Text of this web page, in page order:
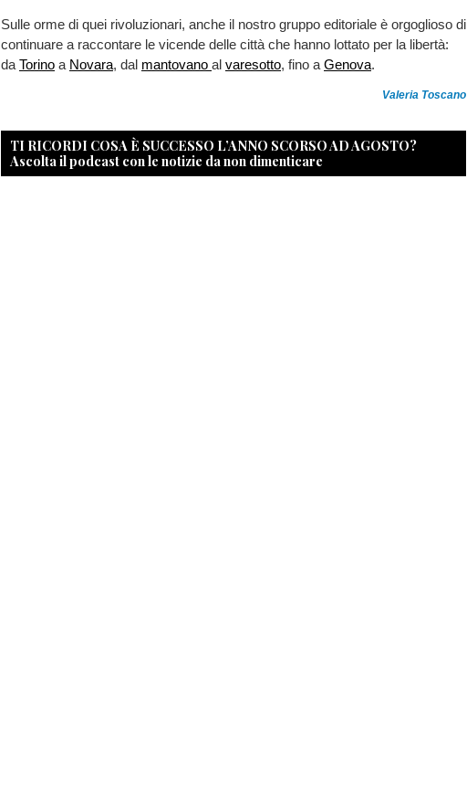
Sulle orme di quei rivoluzionari, anche il nostro gruppo editoriale è orgoglioso di
continuare a raccontare le vicende delle città che hanno lottato per la libertà:
da Torino a Novara, dal mantovano al varesotto, fino a Genova.
Valeria Toscano
TI RICORDI COSA È SUCCESSO L’ANNO SCORSO AD AGOSTO?
Ascolta il podcast con le notizie da non dimenticare